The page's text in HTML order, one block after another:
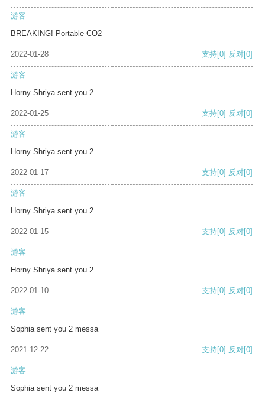
游客
BREAKING! Portable CO2
2022-01-28 支持[0] 反对[0]
游客
Horny Shriya sent you 2
2022-01-25 支持[0] 反对[0]
游客
Horny Shriya sent you 2
2022-01-17 支持[0] 反对[0]
游客
Horny Shriya sent you 2
2022-01-15 支持[0] 反对[0]
游客
Horny Shriya sent you 2
2022-01-10 支持[0] 反对[0]
游客
Sophia sent you 2 messa
2021-12-22 支持[0] 反对[0]
游客
Sophia sent you 2 messa